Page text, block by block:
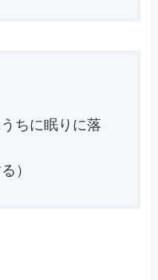
ちに眠りに落
）